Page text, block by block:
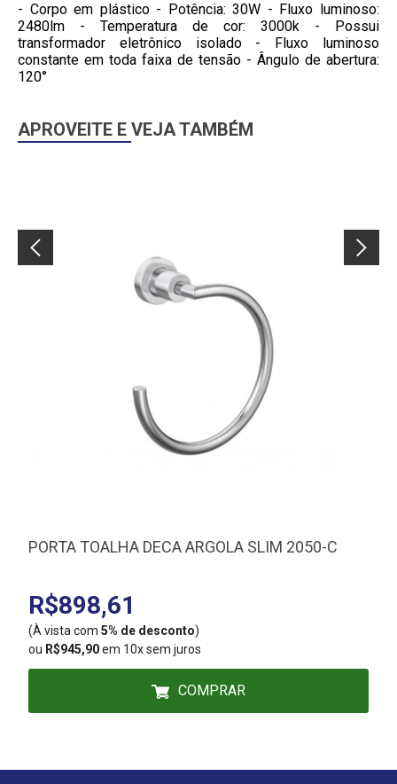
- Corpo em plástico - Potência: 30W - Fluxo luminoso:
2480lm - Temperatura de cor: 3000k - Possui
transformador eletrônico isolado - Fluxo luminoso
constante em toda faixa de tensão - Ângulo de abertura:
120°
APROVEITE E VEJA TAMBÉM
PORTA TOALHA DECA ARGOLA SLIM 2050-C
R$898,61
(À vista com 5% de desconto)
ou R$945,90em 10x sem juros
COMPRAR